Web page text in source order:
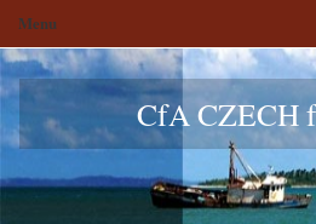
CfA CZECH
Menu